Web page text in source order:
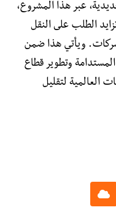
عبر هذا المشروع،
الطلب على النقل
ويأتي هذا ضمن
وتطوير قطاع
العالمية لتقليل
Cloud